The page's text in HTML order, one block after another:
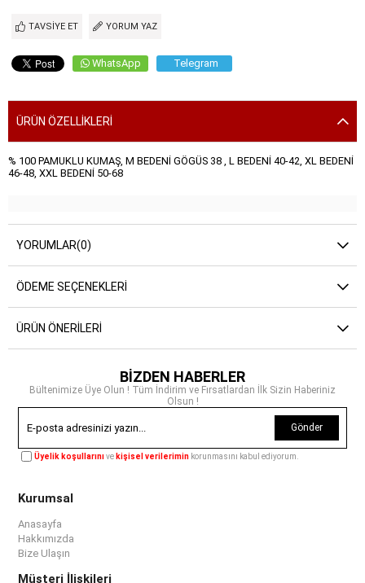
TAVSIYE ET YORUM YAZ
WhatsApp Telegram
ÜRÜN ÖZELLIKLERI
% 100 PAMUKLU KUMAŞ, M BEDENİ GÖGÜS 38 , L BEDENİ 40-42, XL BEDENİ
46-48, XXL BEDENİ 50-68
YORUMLAR(0)
ÖDEME SEÇENEKLERI
ÜRÜN ÖNERILERI
BİZDEN HABERLER
Bültenimize Üye Olun ! Tüm İndirim ve Fırsatlardan İlk Sizin Haberiniz
Olsun !
Gönder
Üyelik koşullarınıve kişisel verilerimin korunmasını kabul ediyorum.
Kurumsal
Anasayfa
Hakkımızda
Bize Ulaşın
Müşteri İlişkileri